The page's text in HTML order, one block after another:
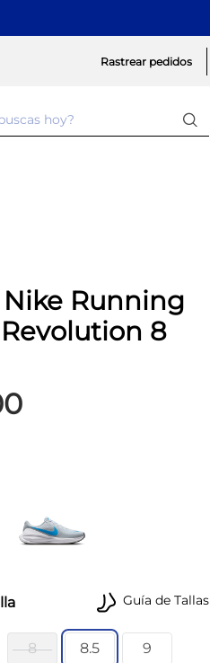
Rastrear pedidos
Running
8
Guía de Tallas
8 8.5 9